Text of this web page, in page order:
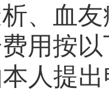
、血
用按
本人提